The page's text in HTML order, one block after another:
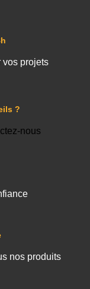
nos produits
?
nous
vos projets